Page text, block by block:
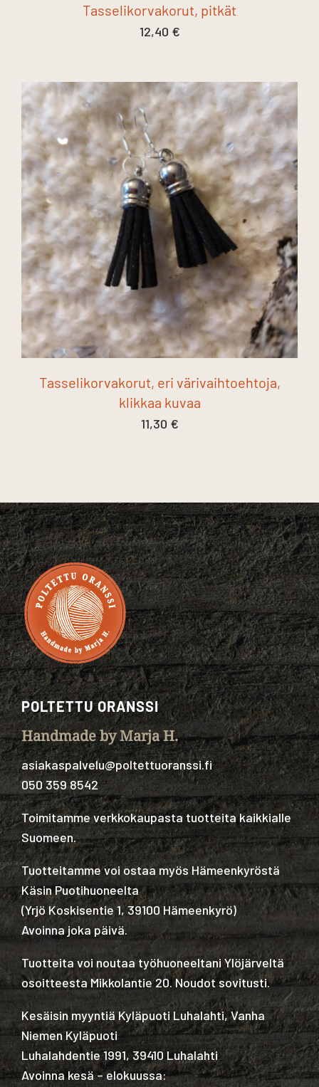
Tasselikorvakorut, pitkät
12,40 €
Tasselikorvakorut, eri värivaihtoehtoja,
klikkaa kuvaa
11,30 €
POLTETTU ORANSSI
Handmade by Marja H.
asiakaspalvelu@poltettuoranssi.fi
050 359 8542
Toimitamme verkkokaupasta tuotteita kaikkialle
Suomeen.
Tuotteitamme voi ostaa myös Hämeenkyröstä
Käsin Puotihuoneelta
(Yrjö Koskisentie 1, 39100 Hämeenkyrö)
Avoinna joka päivä.
Tuotteita voi noutaa työhuoneeltani Ylöjärveltä
osoitteesta Mikkolantie 20. Noudot sovitusti.
Kesäisin myyntiä Kyläpuoti Luhalahti, Vanha
Niemen Kyläpuoti
Luhalahdentie 1991, 39410 Luhalahti
Avoinna kesä – elokuussa: